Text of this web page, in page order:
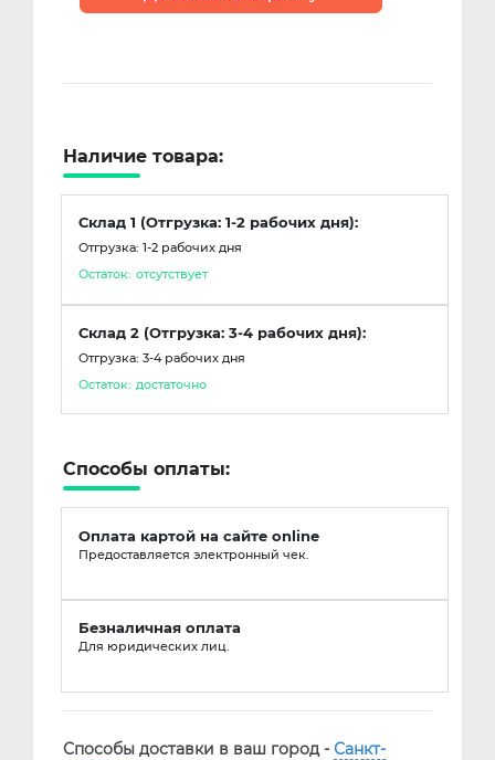
Наличие товара:
Склад 1 (Отгрузка: 1-2 рабочих дня):
Отгрузка: 1-2 рабочих дня
Остаток: отсутствует
Склад 2 (Отгрузка: 3-4 рабочих дня):
Отгрузка: 3-4 рабочих дня
Остаток: достаточно
Способы оплаты:
Оплата картой на сайте online
Предоставляется электронный чек.
Безналичная оплата
Для юридических лиц.
Способы доставки в ваш город - Санкт-